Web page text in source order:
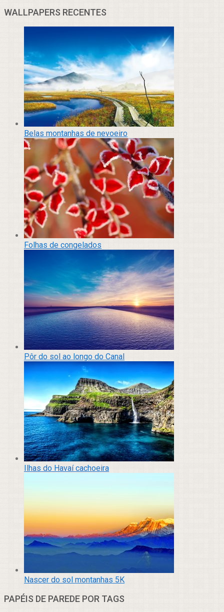
WALLPAPERS RECENTES
Belas montanhas de nevoeiro
Folhas de congelados
Pôr do sol ao longo do Canal
Ilhas do Havaí cachoeira
Nascer do sol montanhas 5K
PAPÉIS DE PAREDE POR TAGS